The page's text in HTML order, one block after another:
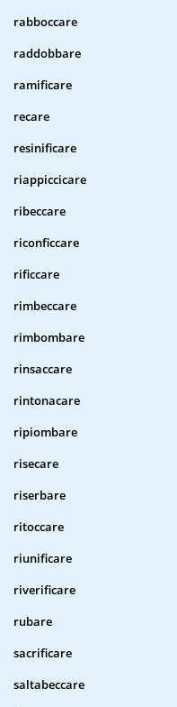
rabboccare
raddobbare
ramificare
recare
resinificare
riappiccicare
ribeccare
riconficcare
rificcare
rimbeccare
rimbombare
rinsaccare
rintonacare
ripiombare
risecare
riserbare
ritoccare
riunificare
riverificare
rubare
sacrificare
saltabeccare